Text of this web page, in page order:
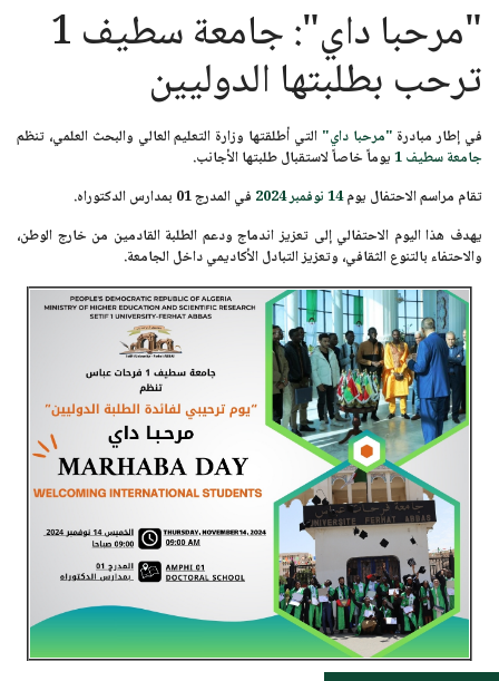
"مرحبا داي": جامعة سطيف 1
ترحب بطلبتها الدوليين
في إطار مبادرة "مرحبا داي" التي أطلقتها وزارة التعليم العالي والبحث العلمي، تنظم
جامعة سطيف 1
يوماً خاصاً لاستقبال طلبتها الأجانب.
تقام مراسم الاحتفال يوم14 نوفمبر 2024
في المدرج 01 بمدارس الدكتوراه.
يهدف هذا اليوم الاحتفالي إلى تعزيز اندماج ودعم الطلبة القادمين من خارج الوطن،
والاحتفاء بالتنوع الثقافي، وتعزيز التبادل الأكاديمي داخل الجامعة.